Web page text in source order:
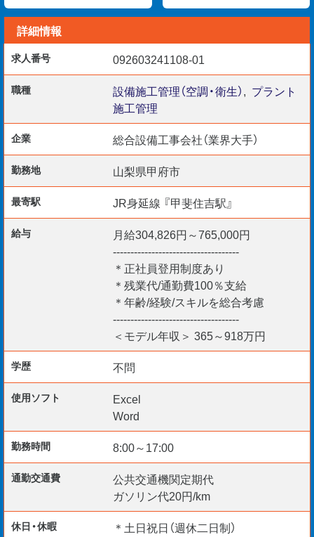
＜施工対象＞
◇工場・ビルへ敷設する空調/衛生設備 など
◇中央市・甲府市・韮崎市 など
設備会社での経験5年以上は必須の求人。
1級管工事の資格をお持ちの方優遇致します。
【優遇資格／歓迎要件】
◇1・2級管工事施工管理技士
◇給水装置工事主任技術者
◇排水設備工事責任技術者
【勤務開始日】
◇即日～2か月以内
長期出張＆転勤無しで地元で長期就業。
詳細情報
求人番号 092603241108-01
職種 設備施工管理（空調・衛生）, プラント
施工管理
企業 総合設備工事会社（業界大手）
勤務地 山梨県甲府市
最寄駅 JR身延線 『甲斐住吉駅』
給与
月給304,826円～765,000円
------------------------------------
＊正社員登用制度あり
＊残業代/通勤費100％支給
＊年齢/経験/スキルを総合考慮
------------------------------------
＜モデル年収＞ 365～918万円
学歴 不問
使用ソフト
Excel
Word
勤務時間 8:00～17:00
通勤交通費
公共交通機関定期代
ガソリン代20円/km
休日・休暇
＊土日祝日（週休二日制）